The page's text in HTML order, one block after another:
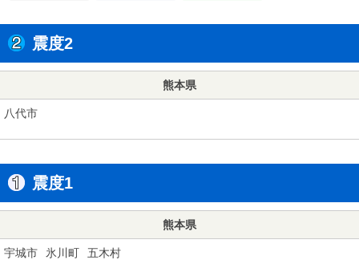
震度2
熊本県
八代市
震度1
熊本県
宇城市 氷川町 五木村